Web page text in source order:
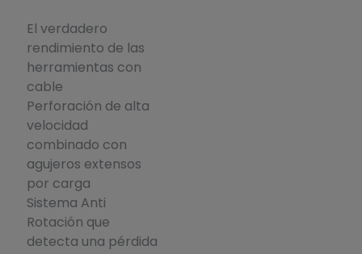
El verdadero
rendimiento de las
herramientas con
cable
Perforación de alta
velocidad
combinado con
agujeros extensos
por carga
Sistema Anti
Rotación que
detecta una pérdida